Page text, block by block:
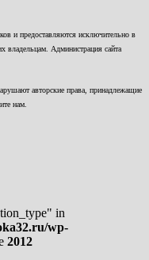
и предоставляются исключительно в
владельцам. Администрация сайта
авторские права, принадлежащие
нам.
in
wp-
2012